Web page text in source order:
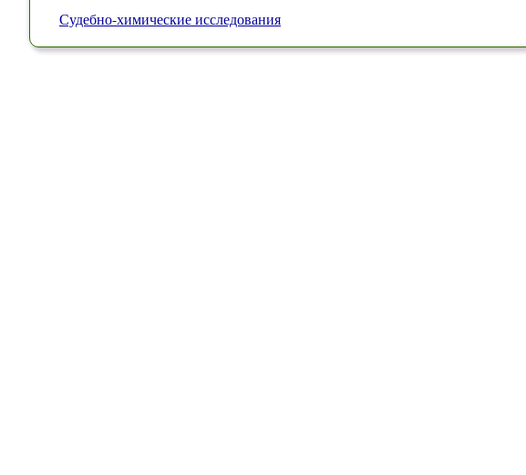
Судебно-химические исследования